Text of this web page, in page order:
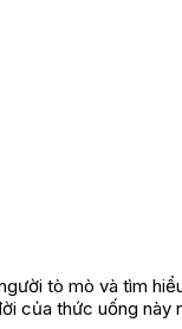
tò mò và tìm
của thức uống này